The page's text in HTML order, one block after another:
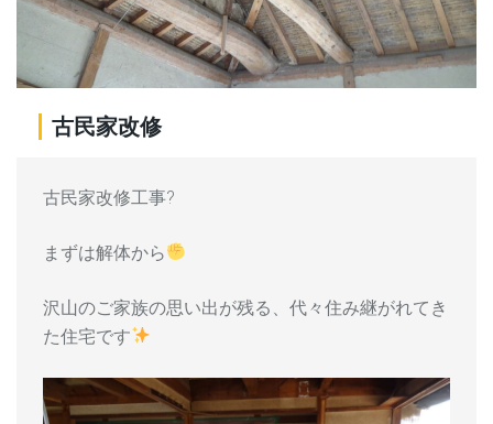
古民家改修
古民家改修工事?
まずは解体から
沢山のご家族の思い出が残る、代々住み継がれてき
た住宅です